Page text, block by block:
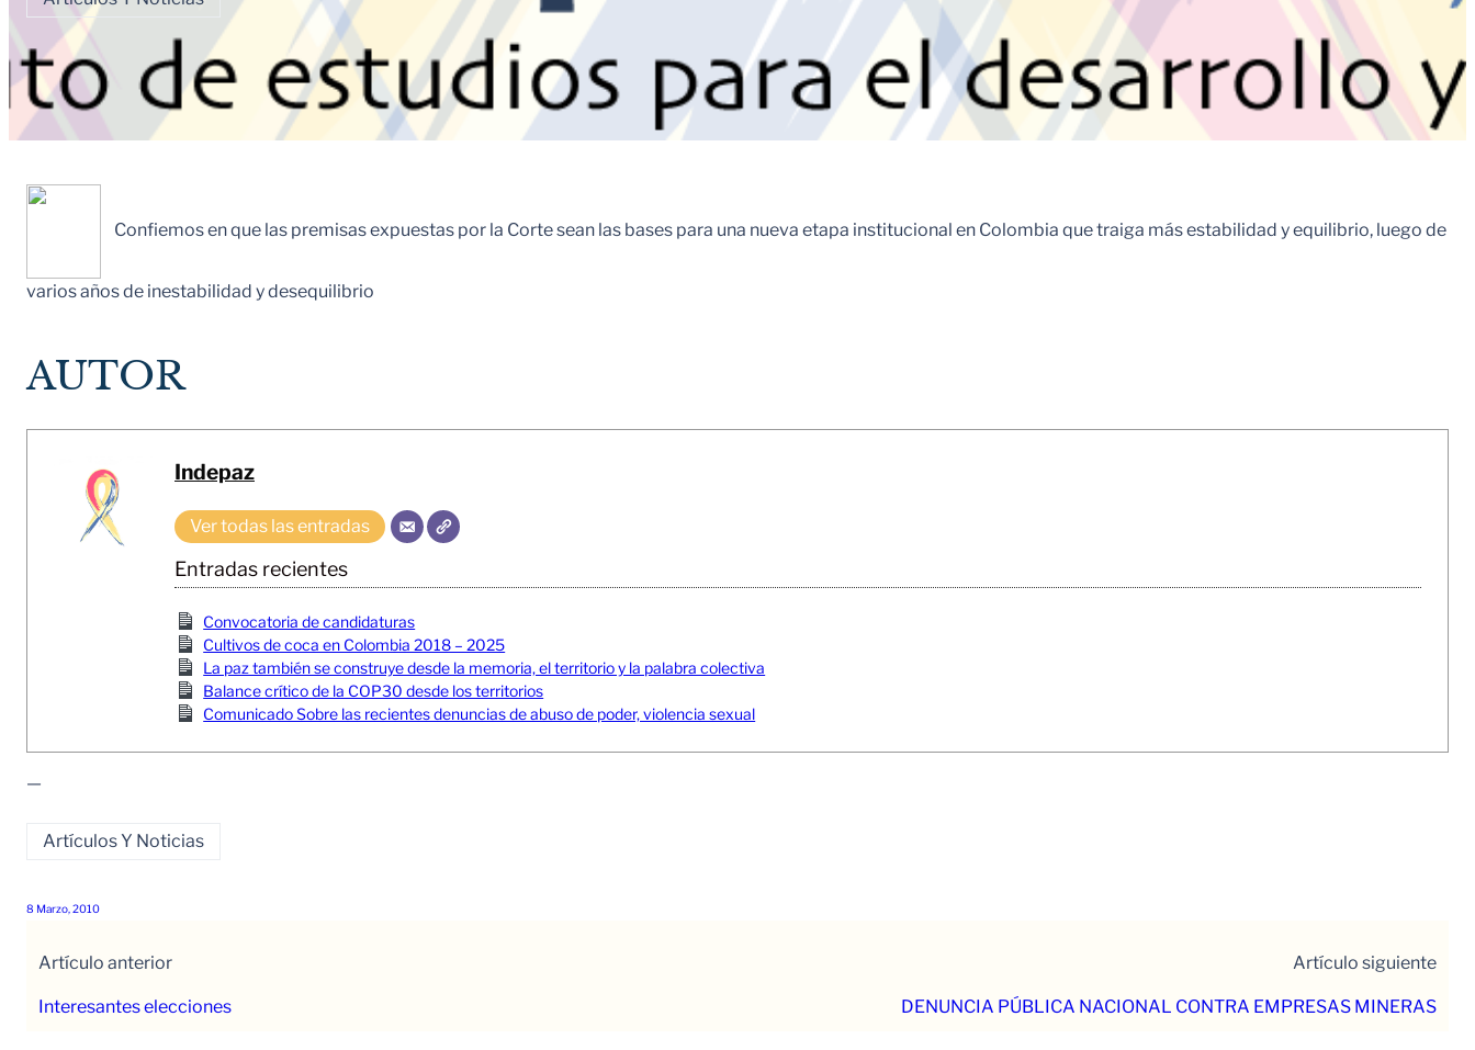
Confiemos en que las premisas expuestas por la Corte sean las bases para una nueva etapa institucional en Colombia que traiga más estabilidad y equilibrio, luego de
varios años de inestabilidad y desequilibrio
AUTOR
Indepaz
Ver todas las entradas
Entradas recientes
Convocatoria de candidaturas
Cultivos de coca en Colombia 2018 – 2025
La paz también se construye desde la memoria, el territorio y la palabra colectiva
Balance crítico de la COP30 desde los territorios
Comunicado Sobre las recientes denuncias de abuso de poder, violencia sexual
—
Artículos Y Noticias
8 Marzo, 2010
Artículo anterior
Interesantes elecciones
Artículo siguiente
DENUNCIA PÚBLICA NACIONAL CONTRA EMPRESAS MINERAS